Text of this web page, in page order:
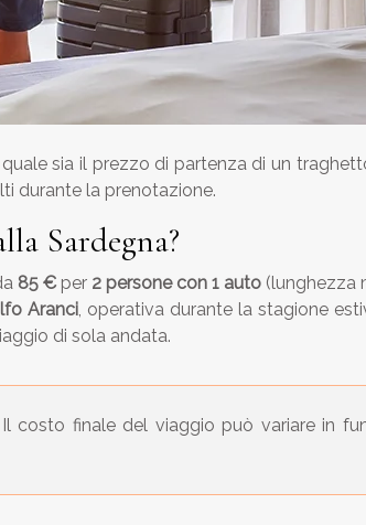
sia il prezzo di partenza di un
durante la prenotazione.
Sardegna?
85 €per 2 persone con 1 auto (lunghezza
Aranci, operativa durante la stagione
di sola andata.
costo finale del viaggio può variare in